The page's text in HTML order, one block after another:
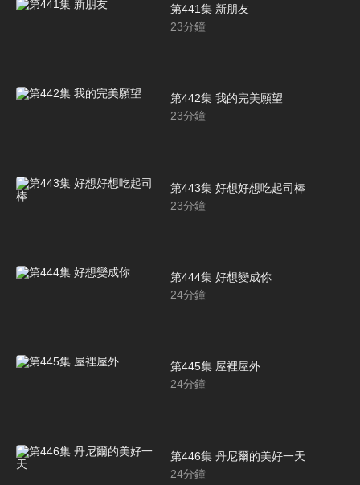
第441集 新朋友
23分鐘
第442集 我的完美願望
23分鐘
第443集 好想好想吃起司棒
23分鐘
第444集 好想變成你
24分鐘
第445集 屋裡屋外
24分鐘
第446集 丹尼爾的美好一天
24分鐘